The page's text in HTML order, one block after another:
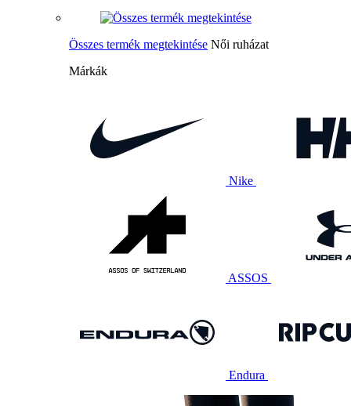
Összes termék megtekintése Női ruházat
Márkák
Nike
ASSOS
Endura